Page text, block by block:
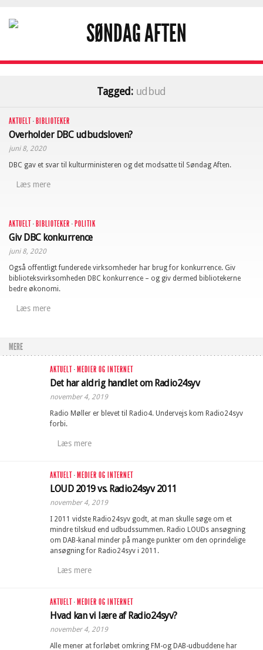
Tagged: udbud
AKTUELT· BIBLIOTEKER
Overholder DBC udbudsloven?
juni 8, 2020
DBC gav et svar til kulturministeren og det modsatte til Søndag Aften.
Læs mere
AKTUELT· BIBLIOTEKER · POLITIK
Giv DBC konkurrence
juni 8, 2020
Også offentligt funderede virksomheder har brug for konkurrence. Giv
biblioteksvirksomheden DBC konkurrence – og giv dermed bibliotekerne
bedre økonomi.
Læs mere
MERE
AKTUELT· MEDIER OG INTERNET
Det har aldrig handlet om Radio24syv
november 4, 2019
Radio Møller er blevet til Radio4. Undervejs kom Radio24syv
forbi.
Læs mere
AKTUELT· MEDIER OG INTERNET
LOUD 2019 vs. Radio24syv 2011
november 4, 2019
I 2011 vidste Radio24syv godt, at man skulle søge om et
mindre tilskud end udbudssummen. Radio LOUDs ansøgning
om DAB-kanal minder på mange punkter om den oprindelige
ansøgning for Radio24syv i 2011.
Læs mere
AKTUELT· MEDIER OG INTERNET
Hvad kan vi lære af Radio24syv?
november 4, 2019
Alle mener at forløbet omkring FM-og DAB-udbuddene har